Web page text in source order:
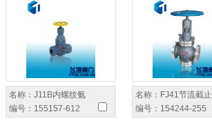
名称： J11B内螺纹氨
编号： 155157-612
名称： FJ41节流截止
编号： 154244-255